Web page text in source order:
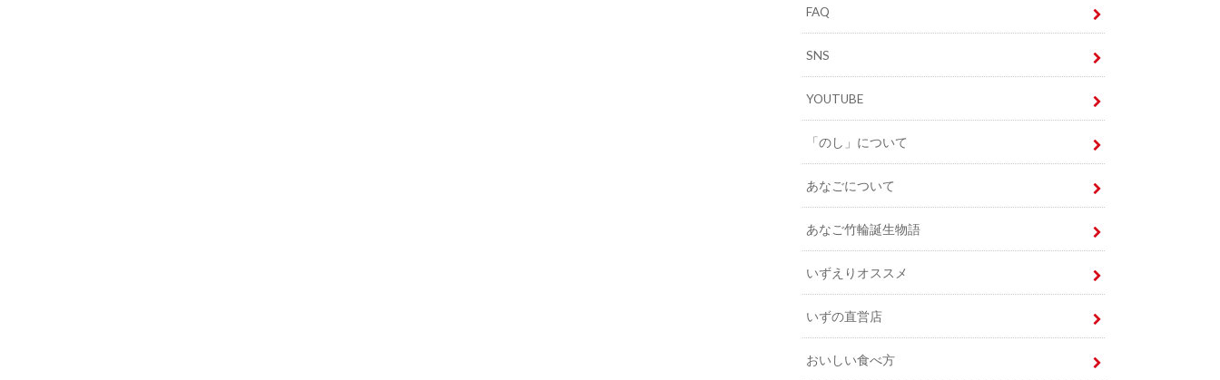
FAQ
SNS
YOUTUBE
「のし」について
あなごについて
あなご竹輪誕生物語
いずえりオススメ
いずの直営店
おいしい食べ方